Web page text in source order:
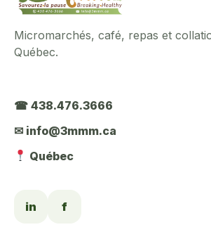
Micromarchés, café, repas et
Québec.
☎ 438.476.3666
✉ info@3mmm.ca
Québec
in f